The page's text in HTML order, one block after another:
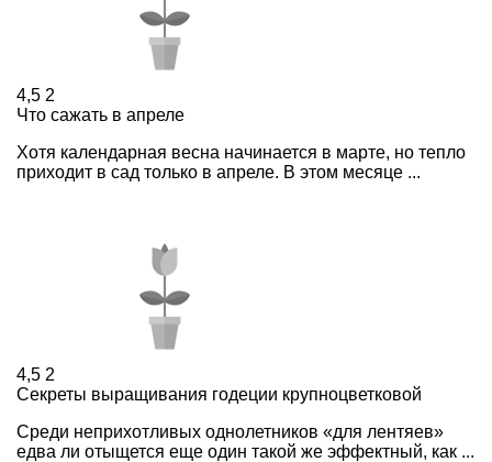
4,5 2
Что сажать в апреле
Хотя календарная весна начинается в марте, но тепло
приходит в сад только в апреле. В этом месяце ...
4,5 2
Секреты выращивания годеции крупноцветковой
Среди неприхотливых однолетников «для лентяев»
едва ли отыщется еще один такой же эффектный, как ...